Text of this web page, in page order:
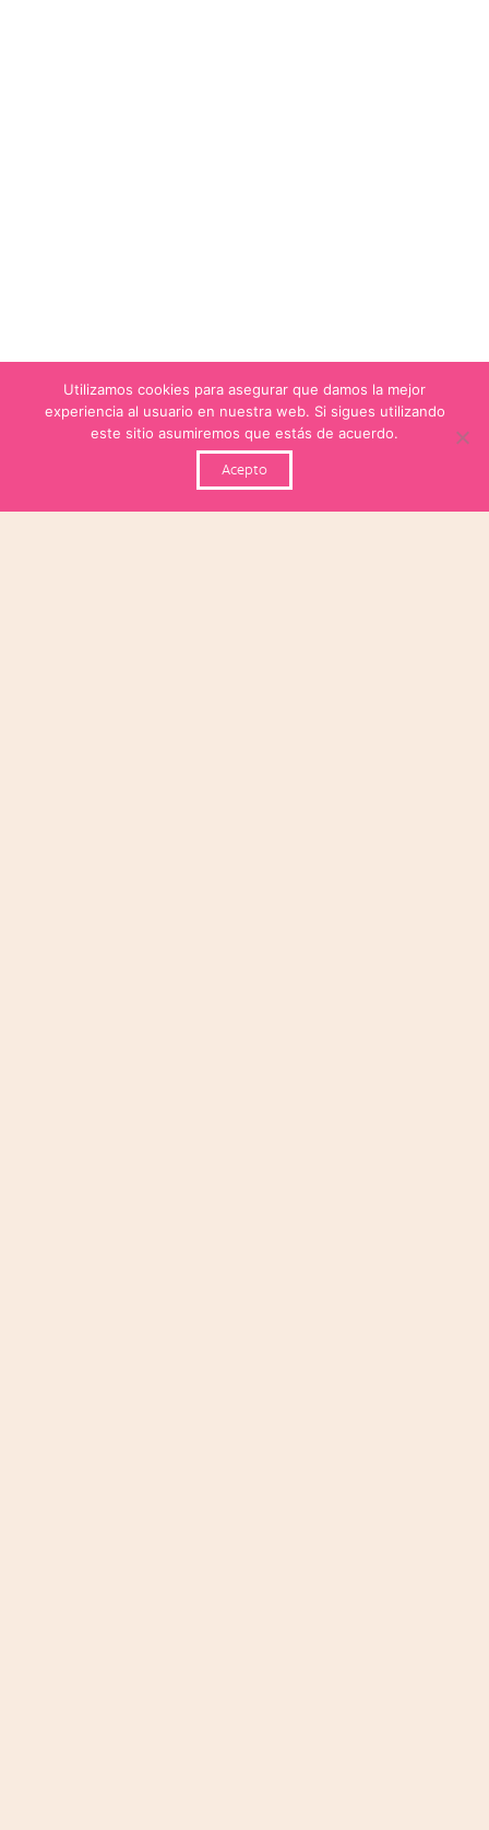
Utilizamos cookies para asegurar que damos la mejor
experiencia al usuario en nuestra web. Si sigues utilizando
este sitio asumiremos que estás de acuerdo.
Acepto